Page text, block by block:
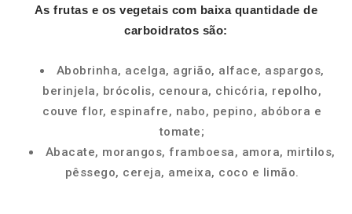
Asfrutas e os vegetais com baixa quantidade de
carboidratos são:
Abobrinha, acelga, agrião, alface, aspargos,
berinjela, brócolis, cenoura, chicória, repolho,
couve flor, espinafre, nabo, pepino, abóbora e
tomate;
Abacate, morangos, framboesa, amora, mirtilos,
pêssego, cereja, ameixa, coco e limão.